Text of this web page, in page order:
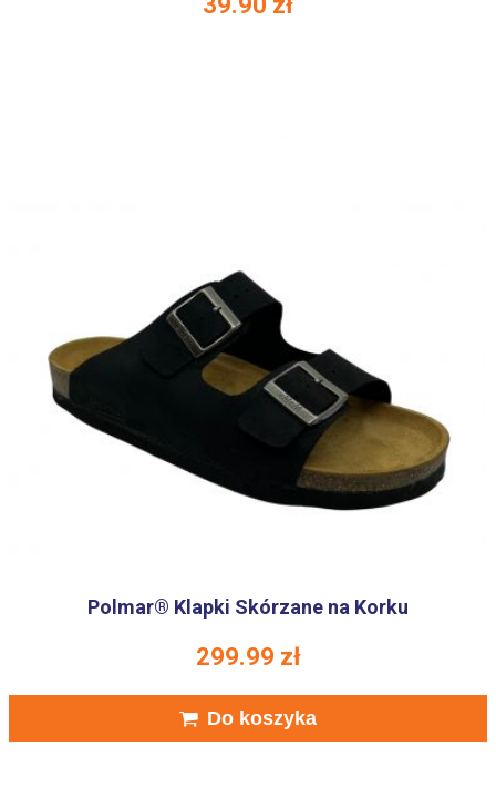
Polmar® Klapki Skórzane na Korku
299.99 zł
Do koszyka